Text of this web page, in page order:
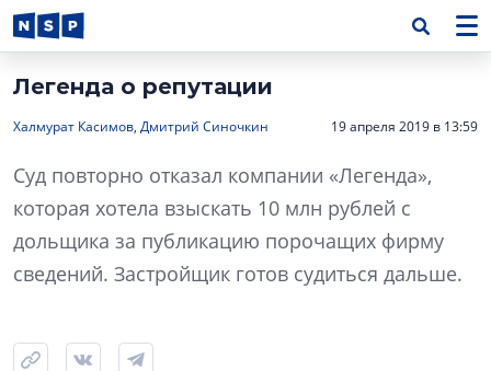
Легенда о репутации
Халмурат Касимов, Дмитрий Синочкин 19 апреля 2019 в 13:59
Суд повторно отказал компании «Легенда»,
которая хотела взыскать 10 млн рублей с
дольщика за публикацию порочащих фирму
сведений. Застройщик готов судиться дальше.